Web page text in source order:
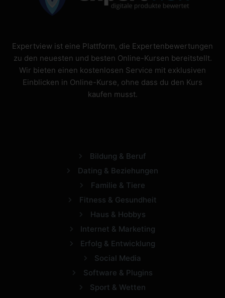
Expertview ist eine Plattform, die Expertenbewertungen
zu den neuesten und besten Online-Kursen bereitstellt.
Wir bieten einen kostenlosen Service mit exklusiven
Einblicken in Online-Kurse, ohne dass du den Kurs
kaufen musst.
Bildung & Beruf
Dating & Beziehungen
Familie & Tiere
Fitness & Gesundheit
Haus & Hobbys
Internet & Marketing
Erfolg & Entwicklung
Social Media
Software & Plugins
Sport & Wetten